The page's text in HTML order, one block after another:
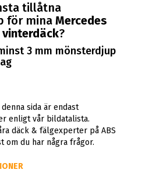
tillåtna
för minaMercedes
vinterdäck?
3 mm mönsterdjup
sida är endast
enligt vår bildatalista.
däck & fälgexperter på ABS
om du har några frågor.